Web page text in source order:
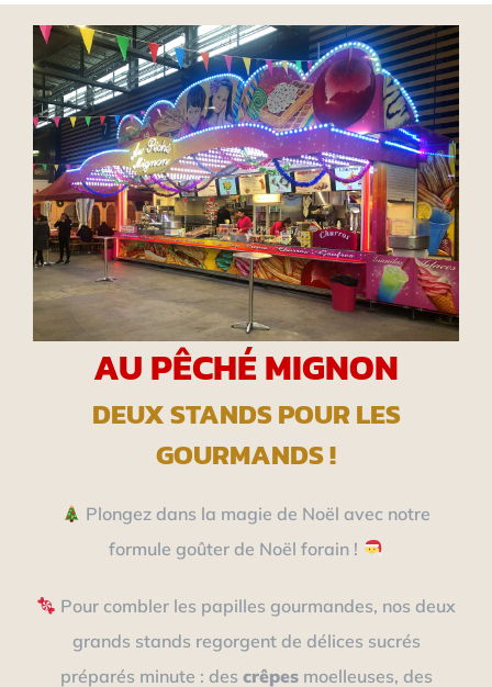
AU PÊCHÉ MIGNON
DEUX STANDS POUR LES
GOURMANDS !
Plongez dans la magie de Noël avec notre
formule goûter de Noël forain !
Pour combler les papilles gourmandes, nos deux
grands stands regorgent de délices sucrés
préparés minute : des crêpesmoelleuses, des